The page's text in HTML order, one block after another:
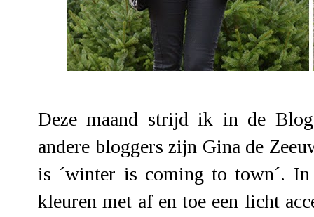
Deze maand strijd ik in de
andere bloggers zijn Gina de
is ´winter is coming to town´. In
kleuren met af en toe een licht